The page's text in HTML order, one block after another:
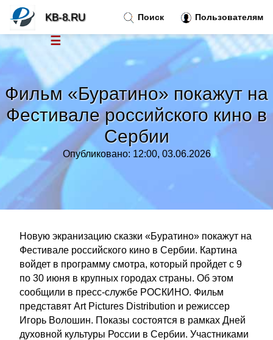
Фильм «Буратино» покажут на
Фестивале российского кино в
Сербии
Опубликовано: 12:00, 03.06.2026
Новую экранизацию сказки «Буратино» покажут на
Фестивале российского кино в Сербии. Картина
войдет в программу смотра, который пройдет с 9
по 30 июня в крупных городах страны. Об этом
сообщили в пресс-службе РОСКИНО. Фильм
представят Art Pictures Distribution и режиссер
Игорь Волошин. Показы состоятся в рамках Дней
духовной культуры России в Сербии. Участниками
Поиск Пользователям
KB-8.RU
☰
Новости
Тренды новостей»
»
Правила »
Контакт»